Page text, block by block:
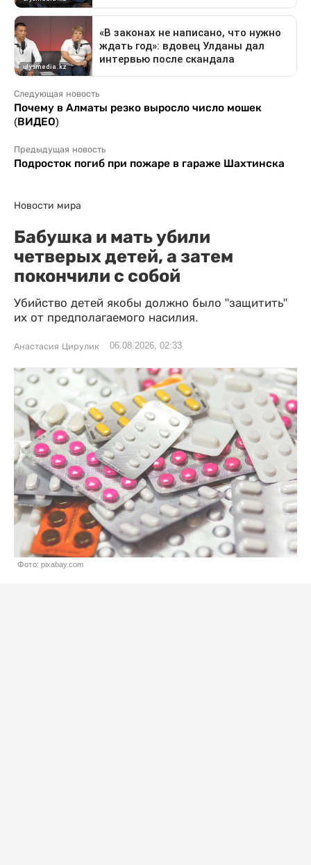
Следующая новость
Почему в Алматы резко выросло число мошек
(ВИДЕО)
Предыдущая новость
Подросток погиб при пожаре в гараже Шахтинска
Новости мира
Бабушка и мать убили
четверых детей, а затем
покончили с собой
Убийство детей якобы должно было "защитить"
их от предполагаемого насилия.
Анастасия Цирулик 06.08.2026, 02:33
Фото: pixabay.com